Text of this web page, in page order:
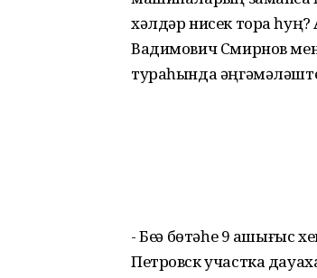
хәлдәр нисек тора
Вадимович Смирнов
тураһында
- Беҙҙә бөтәһе 9 ашығыс
Петровск участка